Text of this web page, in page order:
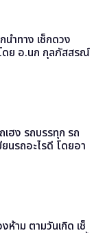
นำทาง เช็กดวง
ดย อ.นก กุลภัสสรณ์
เฮง รถบรรทุก รถ
ยนรถอะไรดี โดยอา
ห้าม ตามวันเกิด เช็